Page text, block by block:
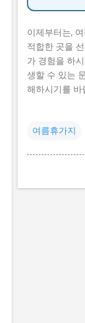
이제부터는,
적합한 곳을
가 경험을 하
생할 수 있는
해하시기를 바
여름휴가지